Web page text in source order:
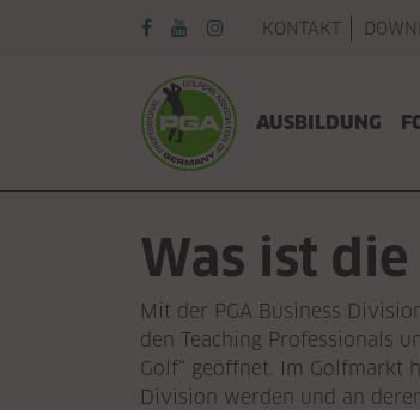
Navigation
KONTAKT
Navigation
AUSBILDUNG
Was ist
Mit der PGA Business
den Teaching Professionals
Golf“ geöffnet. Im Golfmarkt
Division werden und an